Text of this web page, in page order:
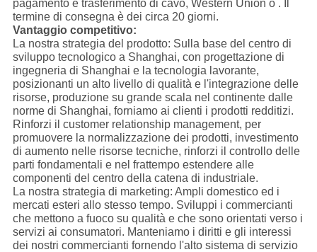
pagamento è trasferimento di cavo, Western Union o . Il
termine di consegna è dei circa 20 giorni.
Vantaggio competitivo:
La nostra strategia del prodotto: Sulla base del centro di
sviluppo tecnologico a Shanghai, con progettazione di
ingegneria di Shanghai e la tecnologia lavorante,
posizionanti un alto livello di qualità e l'integrazione delle
risorse, produzione su grande scala nel continente dalle
norme di Shanghai, forniamo ai clienti i prodotti redditizi.
Rinforzi il customer relationship management, per
promuovere la normalizzazione dei prodotti, investimento
di aumento nelle risorse tecniche, rinforzi il controllo delle
parti fondamentali e nel frattempo estendere alle
componenti del centro della catena di industriale.
La nostra strategia di marketing: Ampli domestico ed i
mercati esteri allo stesso tempo. Sviluppi i commercianti
che mettono a fuoco su qualità e che sono orientati verso i
servizi ai consumatori. Manteniamo i diritti e gli interessi
dei nostri commercianti fornendo l'alto sistema di servizio